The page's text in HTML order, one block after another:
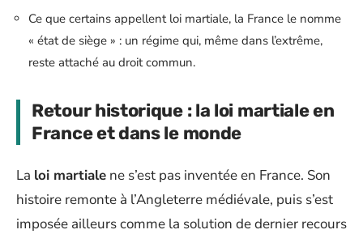
Ce que certains appellent loi martiale, la France le nomme
« état de siège » : un régime qui, même dans l’extrême,
reste attaché au droit commun.
Retour historique : la loi martiale en
France et dans le monde
La loi martiale ne s’est pas inventée en France. Son
histoire remonte à l’Angleterre médiévale, puis s’est
imposée ailleurs comme la solution de dernier recours